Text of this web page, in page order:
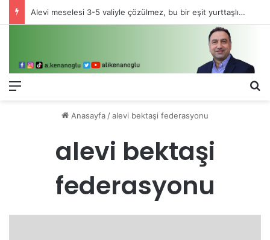
Alevi meselesi 3-5 valiyle çözülmez, bu bir eşit yurttaşlık sorunudur!
Menü
Anasayfa /alevi bektaşi federasyonu
alevi bektaşi
federasyonu